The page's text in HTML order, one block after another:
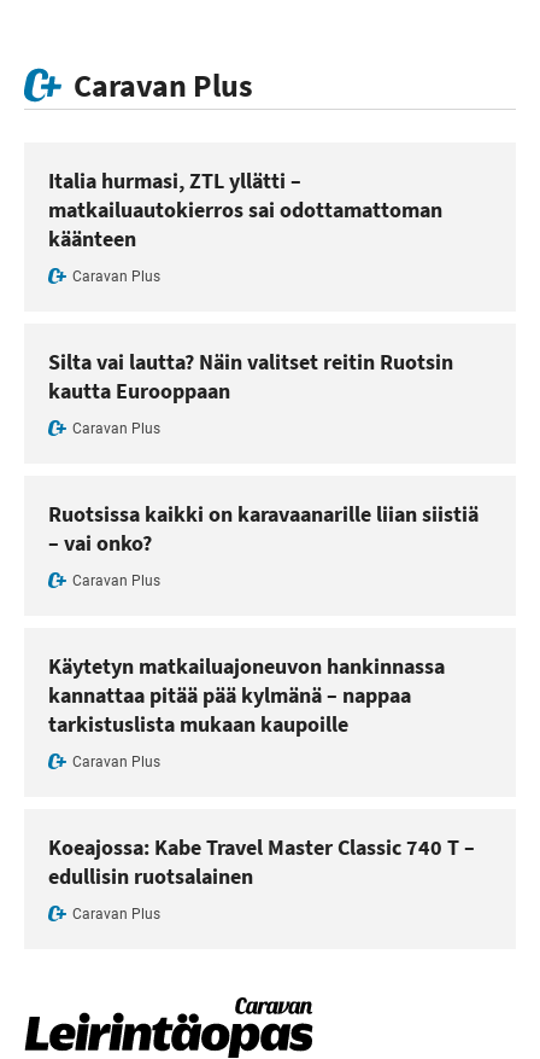
Caravan Plus
Italia hurmasi, ZTL yllätti –
matkailuautokierros sai odottamattoman
käänteen
Caravan Plus
Silta vai lautta? Näin valitset reitin Ruotsin
kautta Eurooppaan
Caravan Plus
Ruotsissa kaikki on karavaanarille liian siistiä
– vai onko?
Caravan Plus
Käytetyn matkailuajoneuvon hankinnassa
kannattaa pitää pää kylmänä – nappaa
tarkistuslista mukaan kaupoille
Caravan Plus
Koeajossa: Kabe Travel Master Classic 740 T –
edullisin ruotsalainen
Caravan Plus